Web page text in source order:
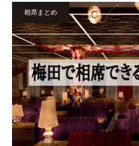
相席まとめ